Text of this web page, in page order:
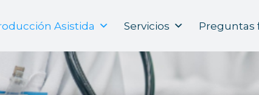
Asistida Servicios Preguntas